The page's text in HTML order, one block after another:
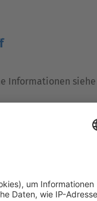
Informationen siehe